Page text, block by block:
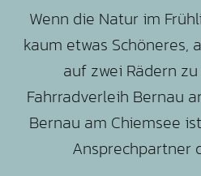
Wenn die Natur im
kaum etwas Schöneres,
auf zwei Rädern
Fahrradverleih Bernau
Bernau am Chiemsee
Ansprechpartner